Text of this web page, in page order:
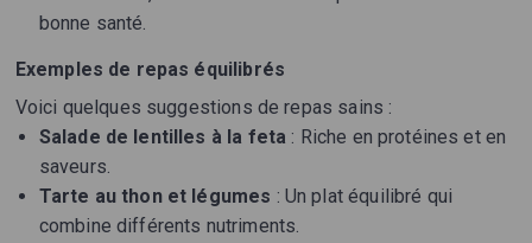
bonne santé.
Exemples de repas équilibrés
Voici quelques suggestions de repas sains :
Salade de lentilles à la feta : Riche en protéines et en
saveurs.
Tarte au thon et légumes : Un plat équilibré qui
combine différents nutriments.